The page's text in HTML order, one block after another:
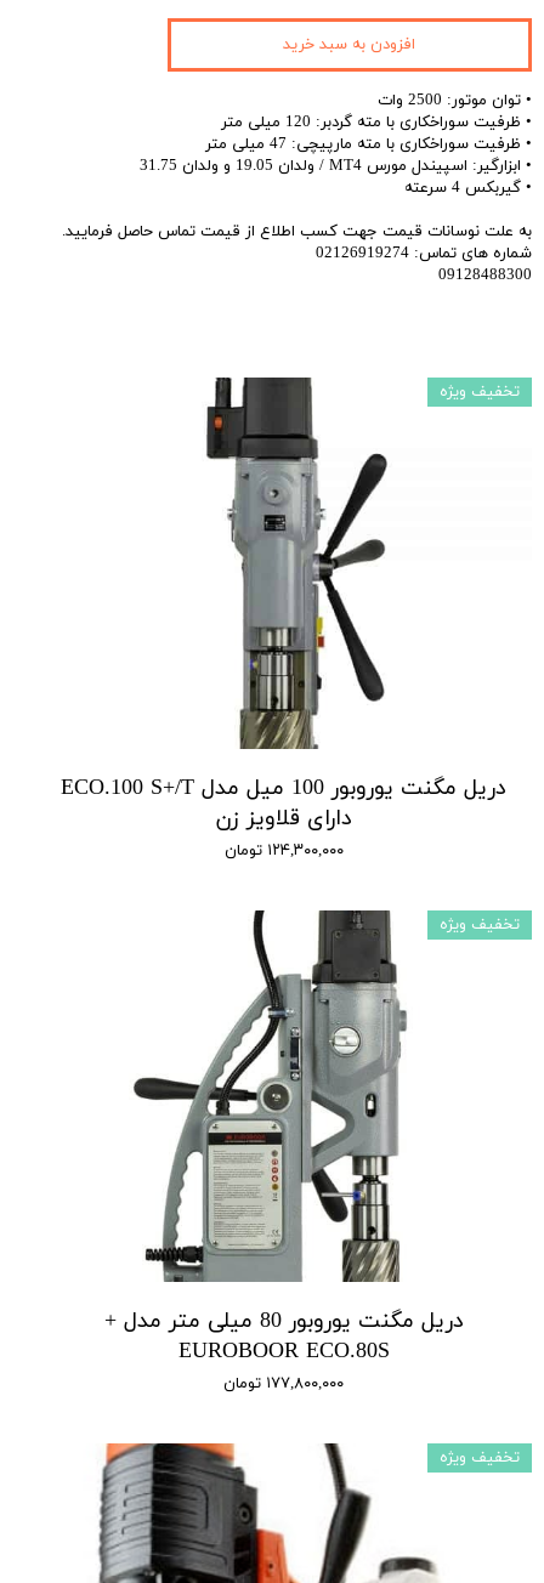
• توان موتور: 2500 وات
• ظرفیت سوراخکاری با مته گردبر: 120 میلی متر
• ظرفیت سوراخکاری با مته مارپیچی: 47 میلی متر
• ابزارگیر: اسپیندل مورس MT4 / ولدان 19.05 و ولدان 31.75
• گیربکس 4 سرعته
به علت نوسانات قیمت جهت کسب اطلاع از قیمت تماس حاصل فرمایید.
شماره های تماس: 02126919274
09128488300
افزودن به سبد خرید
دریل مگنت یوروبور 100 میل مدل ECO.100 S+/T
دارای قلاویز زن
۱۲۴,۳۰۰,۰۰۰ تومان
تخفیف ویژه
دریل مگنت یوروبور 80 میلی متر مدل +
EUROBOOR ECO.80S
۱۷۷,۸۰۰,۰۰۰ تومان
تخفیف ویژه
تخفیف ویژه